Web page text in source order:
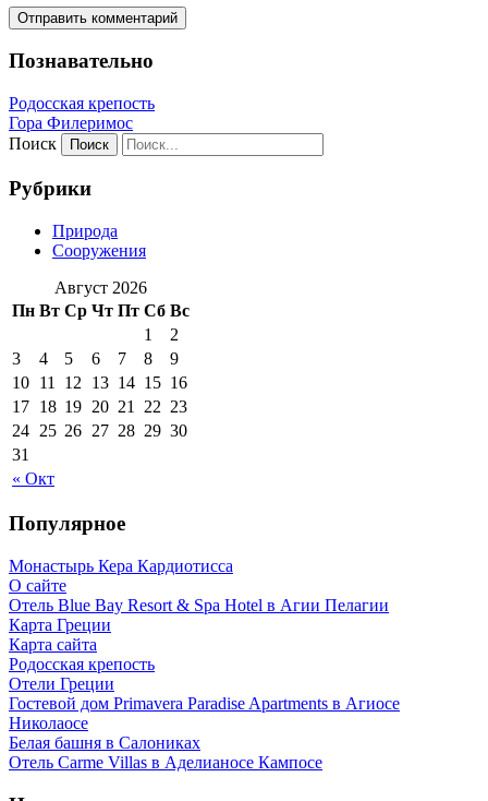
Познавательно
Родосская крепость
Гора Филеримос
Поиск
Рубрики
Природа
Сооружения
Август 2026
Пн Вт Ср Чт Пт Сб Вс
« Окт
1
2
3
4 5 6 7 8
9
10 11 12 13 14 15 16
17 18 19 20 21 22 23
24 25 26 27 28 29 30
31
Популярное
Монастырь Кера Кардиотисса
О сайте
Отель Blue Bay Resort & Spa Hotel в Агии Пелагии
Карта Греции
Карта сайта
Родосская крепость
Отели Греции
Гостевой дом Primavera Paradise Apartments в Агиосе
Николаосе
Белая башня в Салониках
Отель Carme Villas в Аделианосе Кампосе